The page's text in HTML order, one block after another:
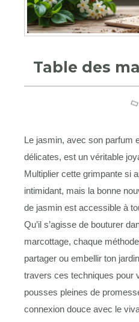
Table des
Le jasmin, avec son parfum
délicates, est un véritable
Multiplier cette grimpante si
intimidant, mais la bonne
de jasmin est accessible à
Qu’il s’agisse de bouturer
marcottage, chaque
partager ou embellir ton
travers ces techniques pour
pousses pleines de
connexion douce avec le